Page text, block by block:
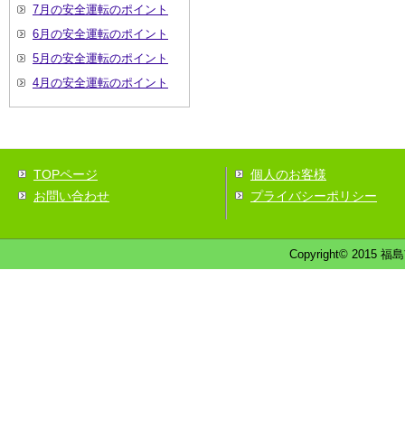
7月の安全運転のポイント
6月の安全運転のポイント
5月の安全運転のポイント
4月の安全運転のポイント
TOPページ
お問い合わせ
個人のお客様
プライバシーポリシー
Copyright© 2015 福